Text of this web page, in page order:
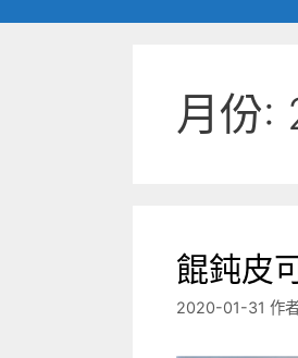
月份:
餛鈍皮
2020-01-31 作